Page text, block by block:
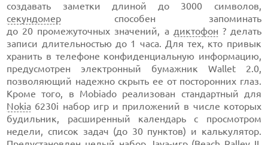
создавать заметки длиной до 3000 символов,
секундомер способен запоминать
до 20 промежуточных значений, а диктофон ? делать
записи длительностью до 1 часа. Для тех, кто привык
хранить в телефоне конфиденциальную информацию,
предусмотрен электронный бумажник Wallet 2.0,
позволяющий надежно скрыть ее от посторонних глаз.
Кроме того, в Mobiado реализован стандартный для
Nokia 6230i наборигр и приложений в числе которых
будильник, расширенный календарь с просмотром
недели, список задач (до 30 пунктов) и калькулятор.